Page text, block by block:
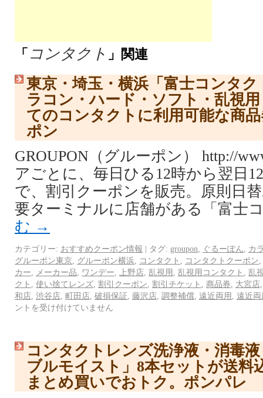
「 コンタクト 」関連
東京・埼玉・横浜「富士コンタ
ラコン・ハード・ソフト・乱視
てのコンタクトに利用可能な商
ポン
GROUPON（グルーポン） http://
アごとに、毎日ひる12時から翌日
で、割引クーポンを販売。原則日
要ターミナルに店舗がある「富士
む →
カテゴリー: おすすめクーポン情報 | タグ: groupon ぐるーぽん
カ
グルーポン東京
グルーポン横浜 コンタクト コンタクトクーポン
カー
メーカー品 ワンデー 上野店 乱視用 乱視用コンタクト
乱
クト
使い捨てレンズ 割引クーポン 割引チケット 商品券 大宮店
和店 渋谷店 町田店 破損保証 藤沢店 調整補償 遠近両用
遠近
ントを受け付けていません
コンタクトレンズ洗浄液・消毒
ブルモイスト」8本セットが送料
まとめ買いでおトク。ポンパレ